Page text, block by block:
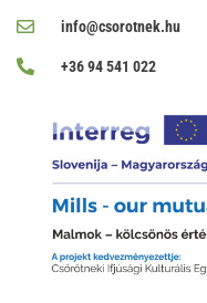
info@csorotnek.hu
+36 94 541 022